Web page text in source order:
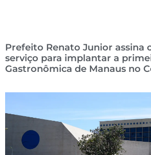
Prefeito Renato Junior assina
serviço para implantar a
Gastronômica de Manaus no